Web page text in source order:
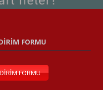
FORMU
FORMU